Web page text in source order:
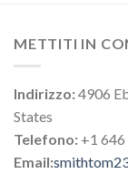
METTITI IN
Indirizzo:4906
States
Telefono: +1
Email: